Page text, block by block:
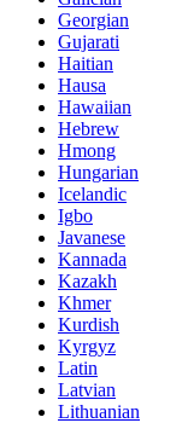
Georgian
Gujarati
Haitian
Hausa
Hawaiian
Hebrew
Hmong
Hungarian
Icelandic
Igbo
Javanese
Kannada
Kazakh
Khmer
Kurdish
Kyrgyz
Latin
Latvian
Lithuanian